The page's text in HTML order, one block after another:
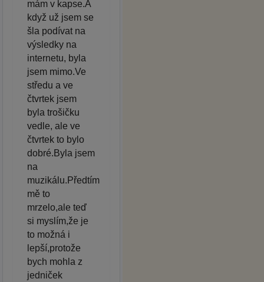
mám v kapse.A
když už jsem se
šla podívat na
výsledky na
internetu, byla
jsem mimo.Ve
středu a ve
čtvrtek jsem
byla trošičku
vedle, ale ve
čtvrtek to bylo
dobré.Byla jsem
na
muzikálu.Předtím
mě to
mrzelo,ale teď
si myslím,že je
to možná i
lepší,protože
bych mohla z
jedniček